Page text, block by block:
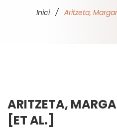
Inici / Aritzeta,
ARITZETA,
[ET AL.]